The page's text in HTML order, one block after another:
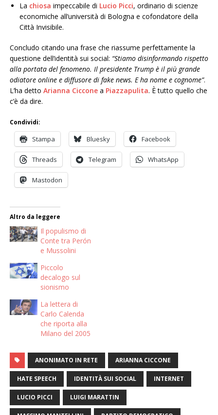
La chiosa impeccabile di Lucio Picci, ordinario di scienze
economiche all’università di Bologna e cofondatore della
Città Invisibile.
Concludo citando una frase che riassume perfettamente la
questione dell’identità sui social: “Stiamo disinformando rispetto
alla portata del fenomeno. Il presidente Trump è il più grande
odiatore online e diffusore di fake news. E ha nome e cognome”.
L’ha detto Arianna Ciccone a Piazzapulita. È tutto quello che
c’è da dire.
Condividi:
Stampa Bluesky Facebook
Threads Telegram WhatsApp
Mastodon
Altro da leggere
Il populismo di
Conte tra Perón
e Mussolini
Piccolo
decalogo sul
sionismo
La lettera di
Carlo Calenda
che riporta alla
Milano del 2005
ANONIMATO IN RETE ARIANNA CICCONE
HATE SPEECH IDENTITÀ SUI SOCIAL INTERNET
LUCIO PICCI LUIGI MARATTIN